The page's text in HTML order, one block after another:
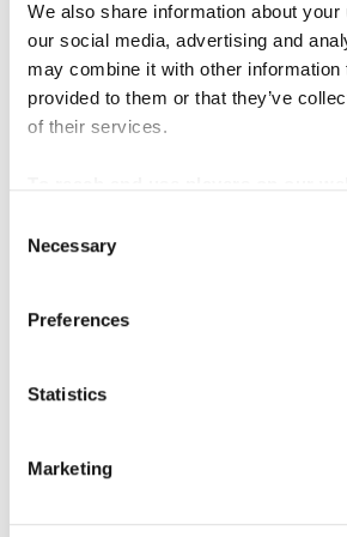
We also share information about
our social media, advertising and
may combine it with other information
provided to them or that they’ve
of their services.
Necessary
Preferences
Statistics
Marketing
Fyra nallekonserter med 20%
Nallekonserterna är för barn och
utforskar den klassiska musiken på
Den här säsongen får ni bland annat
Nalle reser till rymden, möter
in till sin spännande circusmanege!